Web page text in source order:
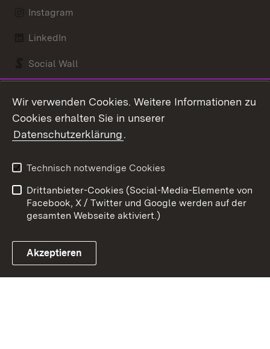
Instagram
LinkedIn
Social Wall
Link zum Landesportal
Kontakt
Barrierefreiheit
Impressum
Cookies
Wir verwenden Cookies. Weitere Informationen zu
Cookies erhalten Sie in unserer
Datenschutzerklärung.
Technisch notwendige Cookies
Drittanbieter-Cookies (Social-Media-Elemente von
Facebook, X / Twitter und Google werden auf der
gesamten Webseite aktiviert.)
Akzeptieren